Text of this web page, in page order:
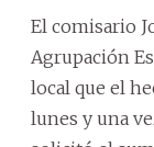
El comisario
Agrupación
local que el
lunes y una